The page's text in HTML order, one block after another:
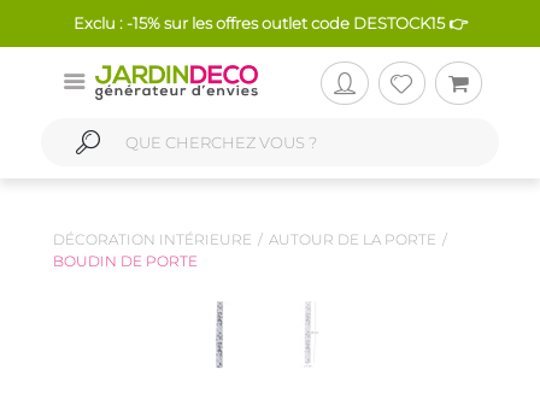
Exclu : -15% sur les offres outlet code DESTOCK15 👉
DÉCORATION INTÉRIEURE
AUTOUR DE LA PORTE
BOUDIN DE PORTE